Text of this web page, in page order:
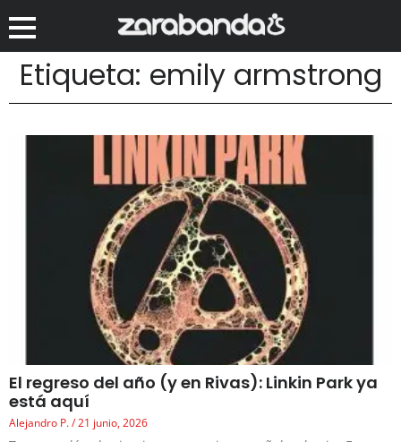
Etiqueta: emily armstrong
El regreso del año (y en Rivas): Linkin Park ya
está aquí
Alejandro P. 21 junio, 2026